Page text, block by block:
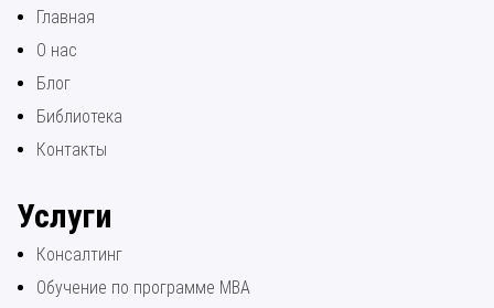
Главная
О нас
Блог
Библиотека
Контакты
Услуги
Консалтинг
Обучение по программе МВА